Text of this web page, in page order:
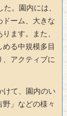
。園内には、
ドーム、大きな
ます。また、
る中規模多目
、アクティブに
けて、園内のい
」などの様々